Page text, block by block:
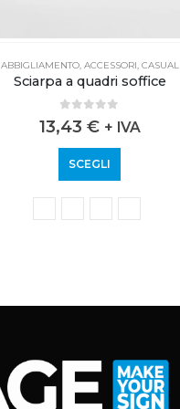
ABBIGLIAMENTO, ACCESSORI, CASUAL
Sciarpa a quadri soffice
13,43 € + IVA
SCEGLI